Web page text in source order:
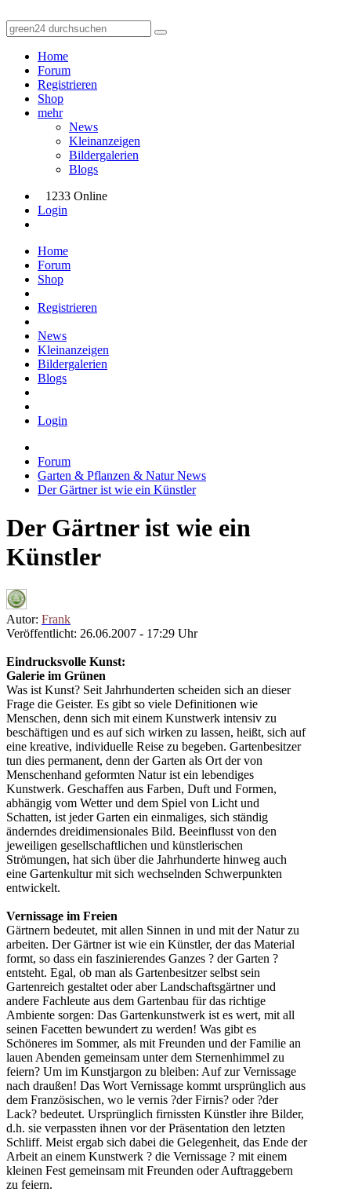
Home
Forum
Registrieren
Shop
mehr
News
Kleinanzeigen
Bildergalerien
Blogs
1233 Online
Login
Home
Forum
Shop
Registrieren
News
Kleinanzeigen
Bildergalerien
Blogs
Login
Forum
Garten & Pflanzen & Natur News
Der Gärtner ist wie ein Künstler
Der Gärtner ist wie ein
Künstler
Autor: Frank
Veröffentlicht: 26.06.2007 - 17:29 Uhr
Eindrucksvolle Kunst:
Galerie im Grünen
Was ist Kunst? Seit Jahrhunderten scheiden sich an dieser
Frage die Geister. Es gibt so viele Definitionen wie
Menschen, denn sich mit einem Kunstwerk intensiv zu
beschäftigen und es auf sich wirken zu lassen, heißt, sich auf
eine kreative, individuelle Reise zu begeben. Gartenbesitzer
tun dies permanent, denn der Garten als Ort der von
Menschenhand geformten Natur ist ein lebendiges
Kunstwerk. Geschaffen aus Farben, Duft und Formen,
abhängig vom Wetter und dem Spiel von Licht und
Schatten, ist jeder Garten ein einmaliges, sich ständig
änderndes dreidimensionales Bild. Beeinflusst von den
jeweiligen gesellschaftlichen und künstlerischen
Strömungen, hat sich über die Jahrhunderte hinweg auch
eine Gartenkultur mit sich wechselnden Schwerpunkten
entwickelt.
Vernissage im Freien
Gärtnern bedeutet, mit allen Sinnen in und mit der Natur zu
arbeiten. Der Gärtner ist wie ein Künstler, der das Material
formt, so dass ein faszinierendes Ganzes ? der Garten ?
entsteht. Egal, ob man als Gartenbesitzer selbst sein
Gartenreich gestaltet oder aber Landschaftsgärtner und
andere Fachleute aus dem Gartenbau für das richtige
Ambiente sorgen: Das Gartenkunstwerk ist es wert, mit all
seinen Facetten bewundert zu werden! Was gibt es
Schöneres im Sommer, als mit Freunden und der Familie an
lauen Abenden gemeinsam unter dem Sternenhimmel zu
feiern? Um im Kunstjargon zu bleiben: Auf zur Vernissage
nach draußen! Das Wort Vernissage kommt ursprünglich aus
dem Französischen, wo le vernis ?der Firnis? oder ?der
Lack? bedeutet. Ursprünglich firnissten Künstler ihre Bilder,
d.h. sie verpassten ihnen vor der Präsentation den letzten
Schliff. Meist ergab sich dabei die Gelegenheit, das Ende der
Arbeit an einem Kunstwerk ? die Vernissage ? mit einem
kleinen Fest gemeinsam mit Freunden oder Auftraggebern
zu feiern.